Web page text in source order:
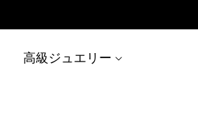
高級ジュエリー